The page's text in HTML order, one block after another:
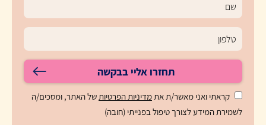
תחזרו אליי בבקשה
קראתי ואני מאשר/ת אתמדיניות הפרטיותשל האתר, ומסכים/ה
לשמירת המידע לצורך טיפול בפנייתי (חובה)